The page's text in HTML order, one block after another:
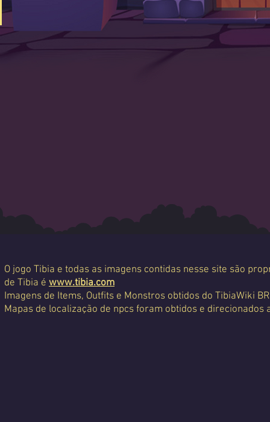
O jogo Tibia e todas as imagens contidas nesse site são
de Tibia é www.tibia.com
Imagens de Items, Outfits e Monstros obtidos do TibiaWiki
Mapas de localização de npcs foram obtidos e direcionados